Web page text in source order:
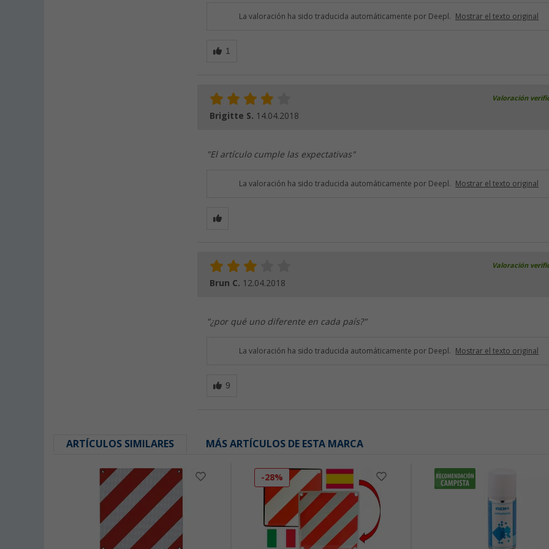
La valoración ha sido traducida automáticamente por Deepl. Mostrar el texto original
Valoración
Brigitte S. 14.04.2018
"El artículo cumple las expectativas"
La valoración ha sido traducida automáticamente por Deepl. Mostrar el texto original
Valoración
Brun C. 12.04.2018
"¿por qué uno diferente en cada país?"
La valoración ha sido traducida automáticamente por Deepl. Mostrar el texto original
ARTÍCULOS SIMILARES MÁS ARTÍCULOS DE ESTA MARCA
-28%